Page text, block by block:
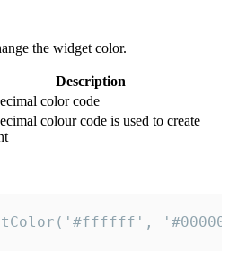
the widget color.
Description
color code
colour code is used to create